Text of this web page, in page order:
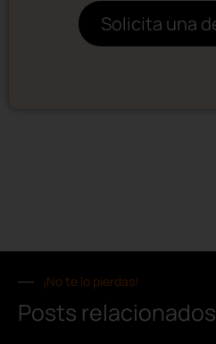
Solicita una
¡No te lo pierdas!
Posts relacionados